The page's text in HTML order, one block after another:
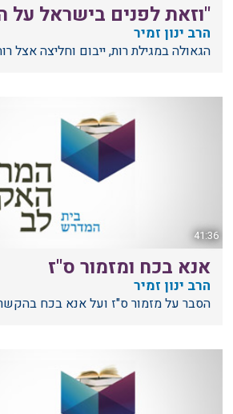
"וזאת לפנים בישראל על
הרב ינון זמיר
הגאולה במגילת רות, ייבום וחליצה אצל
41:36
אנא בכח ומזמור ס"ז
הרב ינון זמיר
הסבר על מזמור ס"ז ועל אנא בכח